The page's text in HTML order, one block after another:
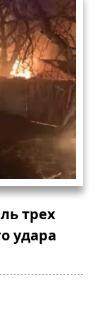
трех
удара